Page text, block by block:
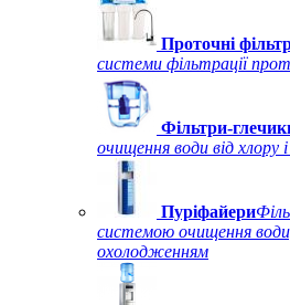
Проточні
системи фільтрації
Фільтри-
очищення води від хлору
Пуріфайери
системою очищення
охолодженням